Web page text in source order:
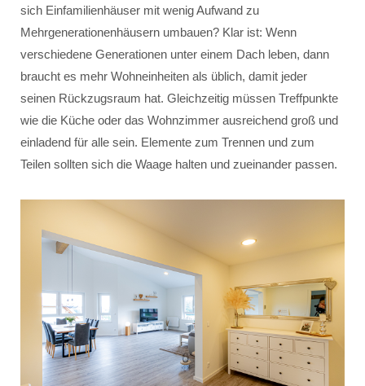
sich Einfamilienhäuser mit wenig Aufwand zu
Mehrgenerationenhäusern umbauen? Klar ist: Wenn
verschiedene Generationen unter einem Dach leben, dann
braucht es mehr Wohneinheiten als üblich, damit jeder
seinen Rückzugsraum hat. Gleichzeitig müssen Treffpunkte
wie die Küche oder das Wohnzimmer ausreichend groß und
einladend für alle sein. Elemente zum Trennen und zum
Teilen sollten sich die Waage halten und zueinander passen.